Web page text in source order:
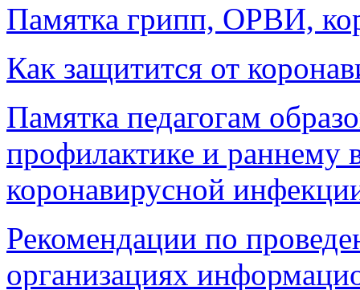
Памятка грипп, ОРВИ,
Как защитится от
Памятка педагогам
профилактике и раннему
коронавирусной
Рекомендации по
организациях